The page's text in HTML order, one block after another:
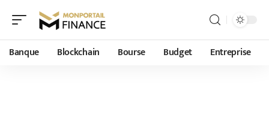
Banque Blockchain Bourse Budget Entreprise